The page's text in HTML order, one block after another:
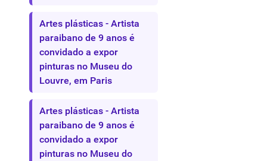
Artes plásticas - Artista
paraibano de 9 anos é
convidado a expor
pinturas no Museu do
Louvre, em Paris
Artes plásticas - Artista
paraibano de 9 anos é
convidado a expor
pinturas no Museu do